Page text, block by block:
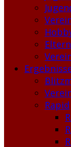
Eltern
Rapid